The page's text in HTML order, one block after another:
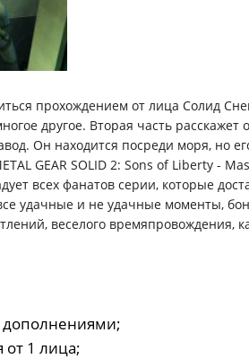
прохождением от лица Солид
другое. Вторая часть расскажет
Он находится посреди моря, но
GEAR SOLID 2: Sons of Liberty -
всех фанатов серии, которые
удачные и не удачные моменты,
веселого времяпровождения,
1 лица;